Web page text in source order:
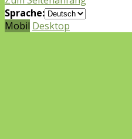
Sprache:
Mobil Desktop